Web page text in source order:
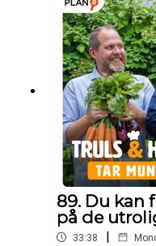
89. Du kan
på de
33:38 |